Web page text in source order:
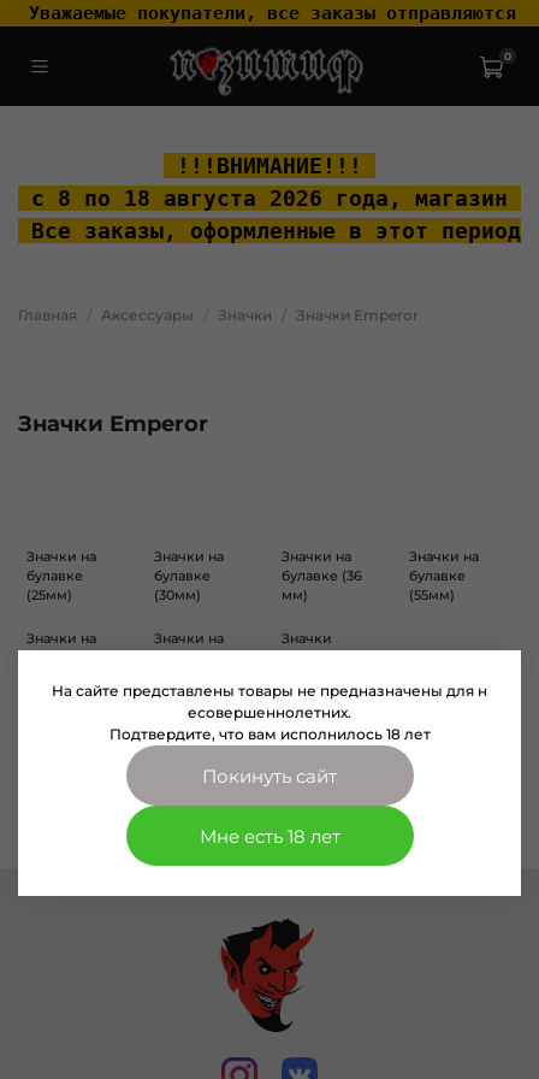
Уважаемые покупатели, все заказы отправляются
0
!!!ВНИМАНИЕ!!!
с 8 по 18 августа 2026 года, магазин
Все заказы, оформленные в этот
Главная Аксессуары Значки Значки Emperor
Значки Emperor
Значки на
булавке
(25мм)
Значки на
булавке
(30мм)
Значки на
булавке (36
мм)
Значки на
булавке
(55мм)
Значки на
Значки на
Значки
По вашему запросу ничего не найдено
На сайте представлены товары не предназначены для н
есовершеннолетних.
Подтвердите, что вам исполнилось 18 лет
Покинуть сайт
Мне есть 18 лет